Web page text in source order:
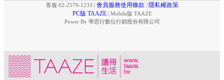
客服 02-2570-1233 | 會員服務使用條款 | 隱私權政策
PC版 TAAZE | Mobile版 TAAZE
Power By 學思行數位行銷股份有限公司